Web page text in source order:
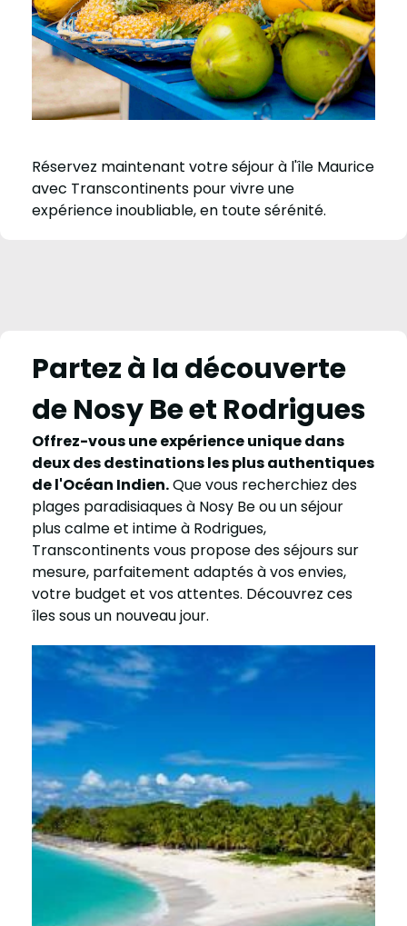
Réservez maintenant votre séjour à l'île Maurice
avec Transcontinents pour vivre une
expérience inoubliable, en toute sérénité.
Partez à la découverte
de Nosy Be et Rodrigues
Offrez-vous une expérience unique dans
deux des destinations les plus authentiques
de l'Océan Indien.Que vous recherchiez des
plages paradisiaques à Nosy Be ou un séjour
plus calme et intime à Rodrigues,
Transcontinents vous propose des séjours sur
mesure, parfaitement adaptés à vos envies,
votre budget et vos attentes. Découvrez ces
îles sous un nouveau jour.